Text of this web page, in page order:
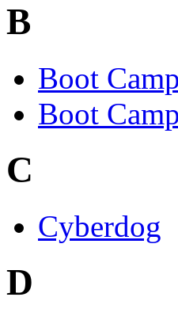
B
Boot
Boot
C
Cyberdog
D